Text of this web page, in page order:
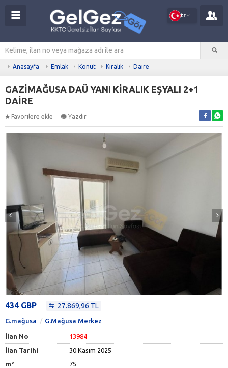
tr
Anasayfa Emlak Konut Kiralık Daire
GAZİMAĞUSA DAÜ YANI KİRALIK EŞYALI 2+1
DAİRE
Favorilere ekle Yazdır
434 GBP 27.869,96 TL
G.mağusa G.Mağusa Merkez
İlan No
13984
İlan Tarihi
30 Kasım 2025
m²
75